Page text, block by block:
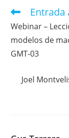
Webinar –
modelos de
GMT-03
Joel